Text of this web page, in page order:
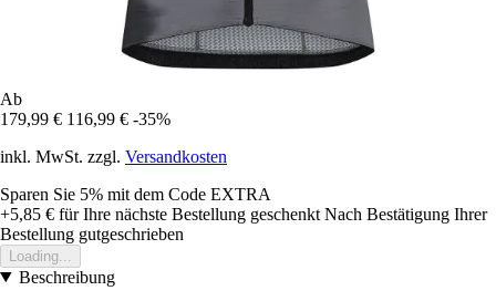
Ab
179,99 € 116,99 € -35%
inkl. MwSt. zzgl. Versandkosten
Sparen Sie 5% mit dem Code EXTRA
+5,85 € für Ihre nächste Bestellung geschenkt Nach Bestätigung Ihrer
Bestellung gutgeschrieben
Loading...
Beschreibung